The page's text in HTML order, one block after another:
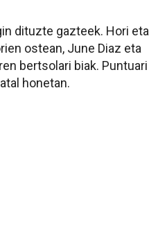
dituzte gazteek. Hori eta
ostean, June Diaz eta
bertsolari biak. Puntuari
honetan.